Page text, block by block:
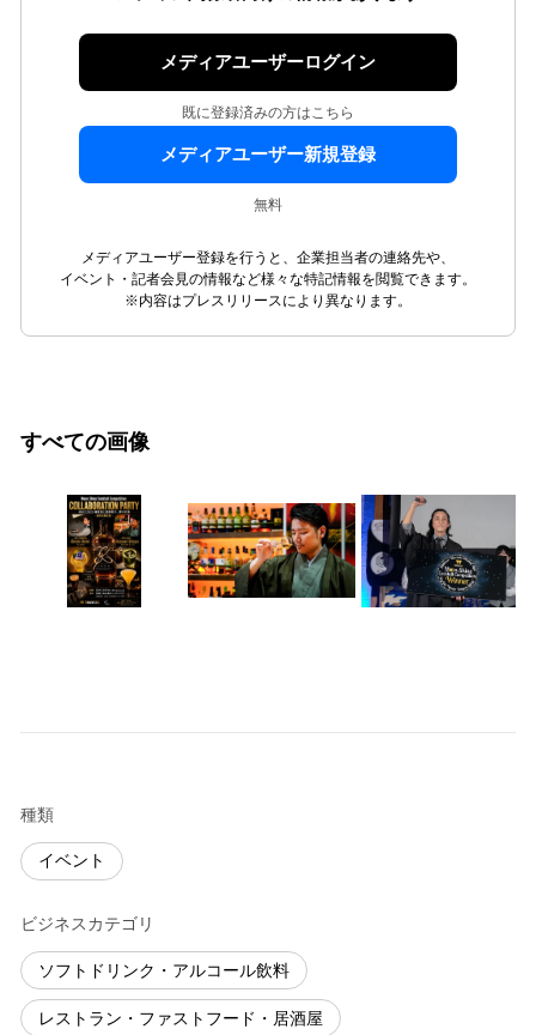
メディアユーザーログイン
既に登録済みの方はこちら
メディアユーザー新規登録
無料
メディアユーザー登録を行うと、企業担当者の連絡先や、
イベント・記者会見の情報など様々な特記情報を閲覧できます。
※内容はプレスリリースにより異なります。
すべての画像
種類
イベント
ビジネスカテゴリ
ソフトドリンク・アルコール飲料
レストラン・ファストフード・居酒屋